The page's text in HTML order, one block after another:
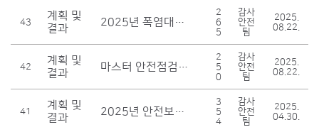
43
계획 및
결과
2025년 폭염대비 온열질환 예방계획
2
6
5
감사
안전
팀
2025.
08.22.
42
계획 및
결과
마스터 안전점검 및 수리단 운영 계획 수립
2
5
0
감사
안전
팀
2025.
08.22.
41
계획 및
결과
2025년 안전보건관리책임자 등 선임 및 위원회 운영 계획
3
5
4
감사
안전
팀
2025.
04.30.